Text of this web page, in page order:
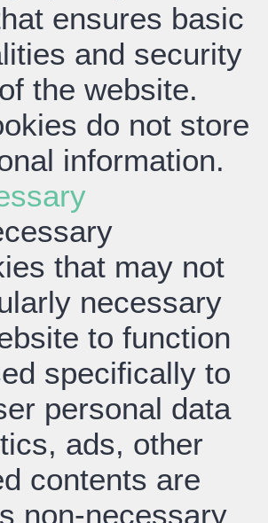
ensures basic
and security
the website.
do not store
information.
that may not
necessary
to function
specifically to
personal data
ads, other
contents are
non-necessary